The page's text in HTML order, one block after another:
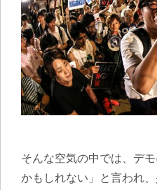
そんな空気の中では、デ
かもしれない」と言われ